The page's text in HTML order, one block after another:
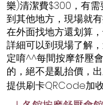
樂)清潔費$300，有
到其他地方，現場就
在外面找地方還划算
詳細可以到現場了解
定唷^^每間按摩舒壓
的，絕不是亂抬價，
提供刷卡QRCode加收